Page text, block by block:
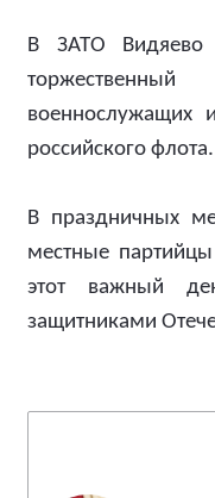
В ЗАТО
военнослужащих
российского флота.
В праздничных
местные
этот важный
защитниками